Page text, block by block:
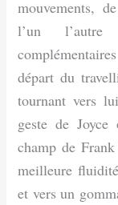
mouvements,
l’un
départ du
tournant vers
geste de Joyce
champ de
meilleure
et vers un